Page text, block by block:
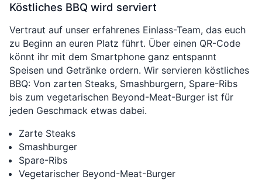
Köstliches BBQ wird serviert
Vertraut auf unser erfahrenes Einlass-Team, das euch
zu Beginn an euren Platz führt. Über einen QR-Code
könnt ihr mit dem Smartphone ganz entspannt
Speisen und Getränke ordern. Wir servieren köstliches
BBQ: Von zarten Steaks, Smashburgern, Spare-Ribs
bis zum vegetarischen Beyond-Meat-Burger ist für
jeden Geschmack etwas dabei.
Zarte Steaks
Smashburger
Spare-Ribs
Vegetarischer Beyond-Meat-Burger